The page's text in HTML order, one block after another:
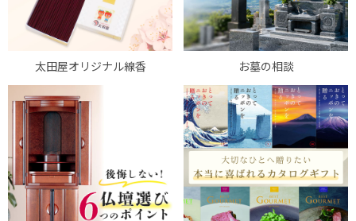
太田屋オリジナル線香 お墓の相談